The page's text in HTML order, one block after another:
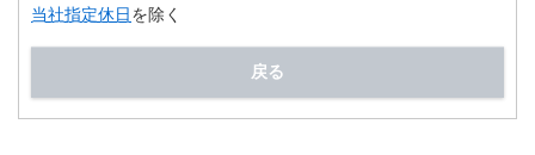
当社指定休日を除く
戻る